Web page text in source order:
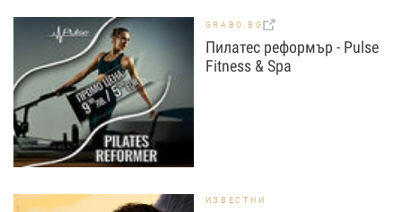
GRABO.BG
Пилатес реформър - Pulse
Fitness & Spa
ИЗВЕСТНИ